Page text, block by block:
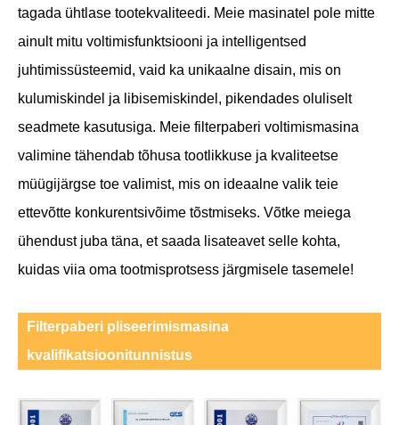
tagada ühtlase tootekvaliteedi. Meie masinatel pole mitte
ainult mitu voltimisfunktsiooni ja intelligentsed
juhtimissüsteemid, vaid ka unikaalne disain, mis on
kulumiskindel ja libisemiskindel, pikendades oluliselt
seadmete kasutusiga. Meie filterpaberi voltimismasina
valimine tähendab tõhusa tootlikkuse ja kvaliteetse
müügijärgse toe valimist, mis on ideaalne valik teie
ettevõtte konkurentsivõime tõstmiseks. Võtke meiega
ühendust juba täna, et saada lisateavet selle kohta,
kuidas viia oma tootmisprotsess järgmisele tasemele!
Filterpaberi pliseerimismasina
kvalifikatsioonitunnistus